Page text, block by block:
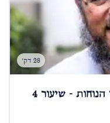
28 דק'
- שיעור 4